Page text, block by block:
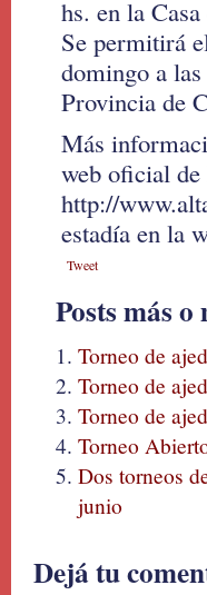
hs. en la
Se permitirá
domingo a
Provincia de
Más
web oficial
http://
estadía en la
Tweet
Posts más
Torneo de
Torneo de
Torneo de
Torneo
Dos torneos
junio
Dejá tu